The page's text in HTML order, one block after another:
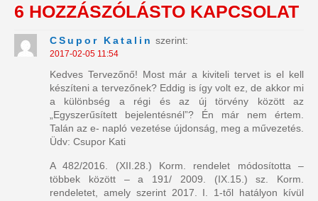
6 HOZZÁSZÓLÁSTO KAPCSOLAT
CSupor Katalin szerint:
2017-02-05 11:54
Kedves Tervezőnő! Most már a kiviteli tervet is el kell
készíteni a tervezőnek? Eddig is így volt ez, de akkor mi
a különbség a régi és az új törvény között az
„Egyszerűsített bejelentésnél”? Én már nem értem.
Talán az e- napló vezetése újdonság, meg a művezetés.
Üdv: Csupor Kati
A 482/2016. (XII.28.) Korm. rendelet módosította –
többek között – a 191/ 2009. (IX.15.) sz. Korm.
rendeletet, amely szerint 2017. I. 1-től hatályon kívül